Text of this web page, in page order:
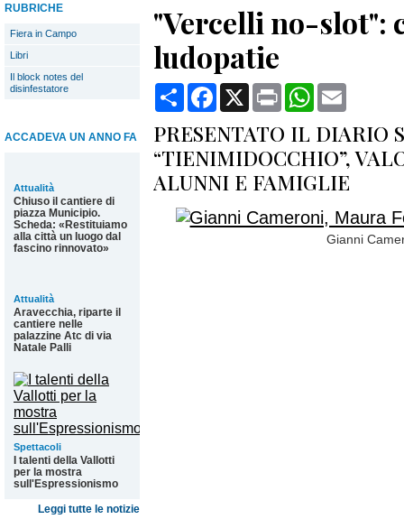
RUBRICHE
Fiera in Campo
Libri
Il block notes del
disinfestatore
ACCADEVA UN ANNO FA
Attualità
Chiuso il cantiere di
piazza Municipio.
Scheda: «Restituiamo
alla città un luogo dal
fascino rinnovato»
Attualità
Aravecchia, riparte il
cantiere nelle
palazzine Atc di via
Natale Palli
Spettacoli
I talenti della Vallotti
per la mostra
sull'Espressionismo
Leggi tutte le notizie
"Vercelli no-slot":
ludopatie
CondividiFacebook
X Print WhatsApp
PRESENTATO IL DIARIO
“TIENIMIDOCCHIO”,
ALUNNI E FAMIGLIE
Gianni